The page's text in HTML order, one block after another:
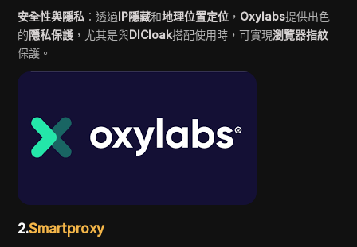
安全性與隱私 ：透過IP隱藏和地理位置定位 ， Oxylabs提供出色
的隱私保護 ，尤其是與DICloak搭配使用時，可實現瀏覽器指紋
保護。
2.Smartproxy